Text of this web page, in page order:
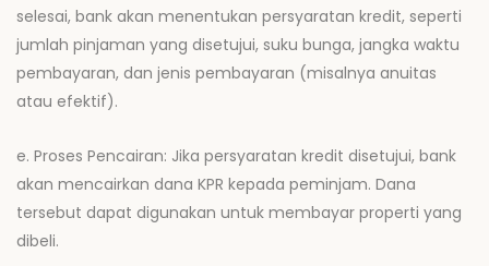
selesai, bank akan menentukan persyaratan kredit, seperti
jumlah pinjaman yang disetujui, suku bunga, jangka waktu
pembayaran, dan jenis pembayaran (misalnya anuitas
atau efektif).
e. Proses Pencairan: Jika persyaratan kredit disetujui, bank
akan mencairkan dana KPR kepada peminjam. Dana
tersebut dapat digunakan untuk membayar properti yang
dibeli.